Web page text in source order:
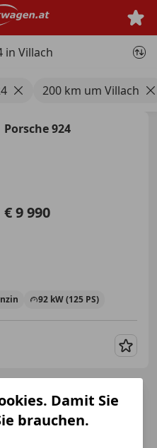
in Villach
200 km um Villach
Porsche 924
€ 9 990
92 kW (125 PS)
Damit Sie
brauchen.